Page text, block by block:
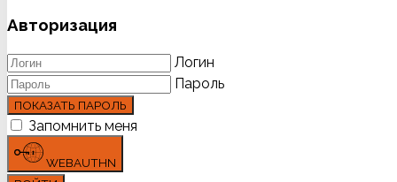
Авторизация
Логин
Пароль
ПОКАЗАТЬ ПАРОЛЬ
Запомнить меня
WEBAUTHN